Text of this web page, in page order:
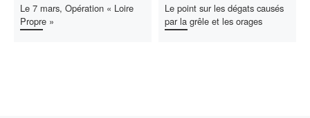
Le 7 mars, Opération « Loire
Propre »
Le point sur les dégats causés
par la grêle et les orages